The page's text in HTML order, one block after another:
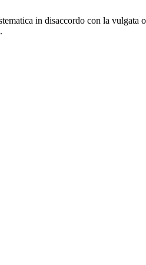
in disaccordo con la